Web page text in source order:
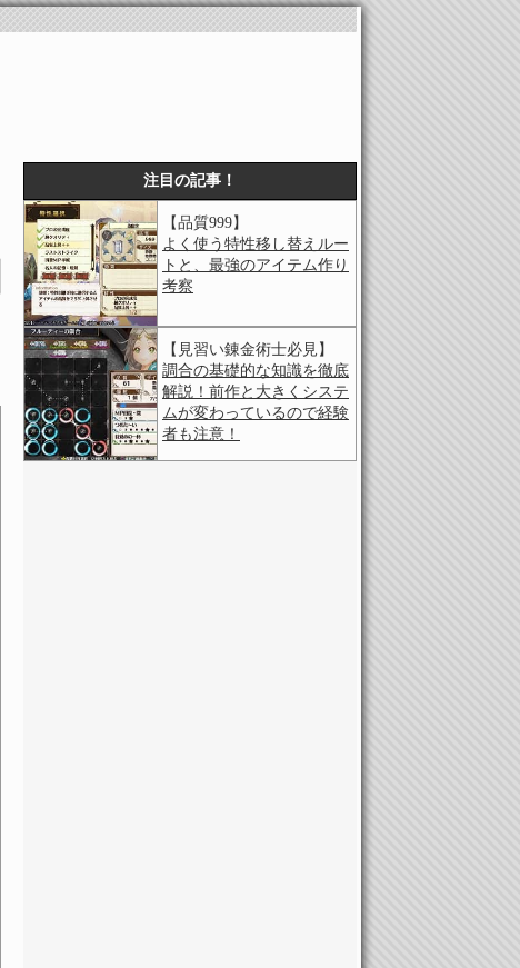
注目の記事！
【品質999】
よく使う特性移し替えルー
トと、最強のアイテム作り
考察
【見習い錬金術士必見】
調合の基礎的な知識を徹底
解説！前作と大きくシステ
ムが変わっているので経験
者も注意！